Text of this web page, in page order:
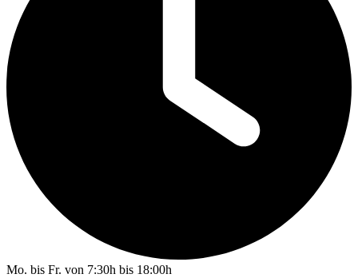
Mo. bis Fr. von 7:30h bis 18:00h